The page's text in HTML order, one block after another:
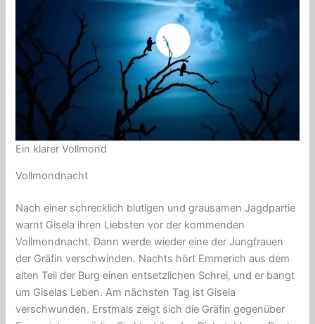
Ein klarer Vollmond
Vollmondnacht
Nach einer schrecklich blutigen und grausamen Jagdpartie
warnt Gisela ihren Liebsten vor der kommenden
Vollmondnacht. Dann werde wieder eine der Jungfrauen
der Gräfin verschwinden. Nachts hört Emmerich aus dem
alten Teil der Burg einen entsetzlichen Schrei, und er bangt
um Giselas Leben. Am nächsten Tag ist Gisela
verschwunden. Erstmals zeigt sich die Gräfin gegenüber